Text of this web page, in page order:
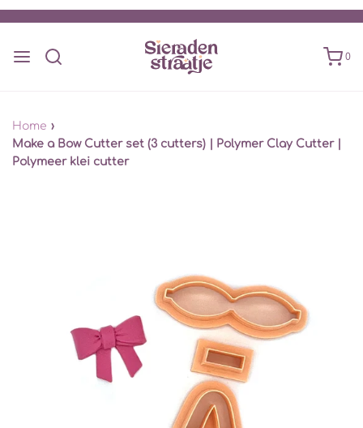
0
Home ›
Make a Bow Cutter set (3 cutters) | Polymer Clay Cutter |
Polymeer klei cutter